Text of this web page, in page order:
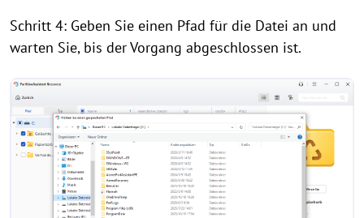
Schritt 4: Geben Sie einen Pfad für die Datei an und
warten Sie, bis der Vorgang abgeschlossen ist.